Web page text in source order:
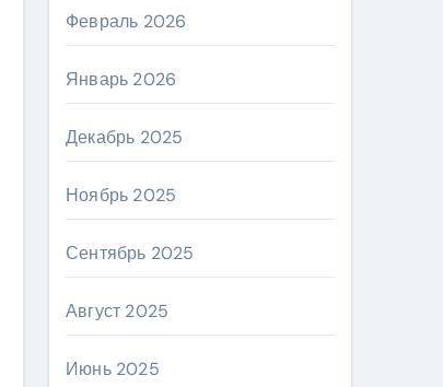
Февраль 2026
Январь 2026
Декабрь 2025
Ноябрь 2025
Сентябрь 2025
Август 2025
Июнь 2025